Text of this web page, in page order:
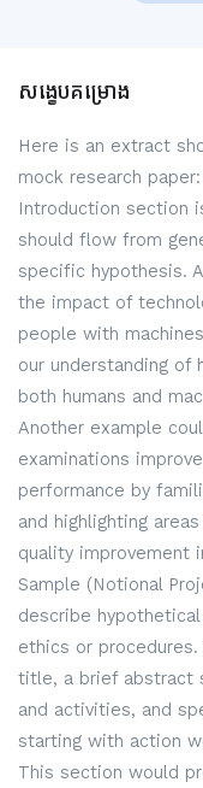
សង្ខេបគម្រោង
Here is an extract
mock research
Introduction section
should flow from
specific hypothesis.
the impact of
people with
our understanding of
both humans and
Another example
examinations
performance by
and highlighting
quality improvement
Sample (Notional
describe
ethics or
title, a brief abstract
and activities, and
starting with action
This section would